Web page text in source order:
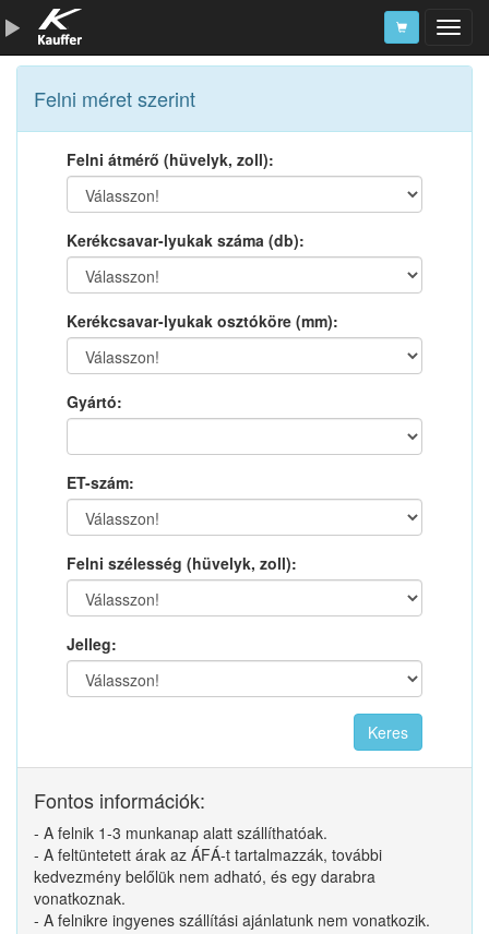
Szerszámkatalógus
Kosár
Alkatrészek
Felni méret szerint
Felni átmérő (hüvelyk, zoll):
Kerékcsavar-lyukak száma (db):
Kerékcsavar-lyukak osztóköre (mm):
Gyártó:
ET-szám:
Felni szélesség (hüvelyk, zoll):
Jelleg:
Fontos információk:
- A felnik 1-3 munkanap alatt szállíthatóak.
- A feltüntetett árak az ÁFÁ-t tartalmazzák, további
kedvezmény belőlük nem adható, és egy darabra
vonatkoznak.
- A felnikre ingyenes szállítási ajánlatunk nem vonatkozik.